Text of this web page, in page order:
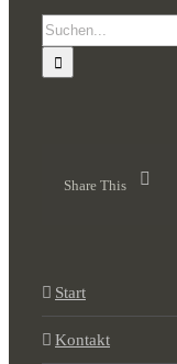
Suche
nach:
Share This
Start
Kontakt